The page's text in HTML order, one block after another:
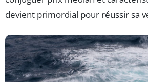
devient primordial pour réussir sa